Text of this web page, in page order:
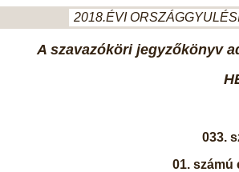
2018.ÉVI
A szavazóköri jegyzőkönyv
033.
01. számú